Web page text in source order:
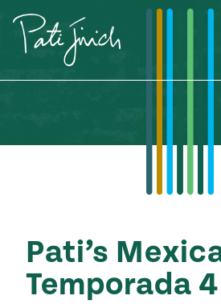
contenido
Pati’s
Temporada 4